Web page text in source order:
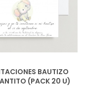
BAUTIZO
(PACK 20 U)